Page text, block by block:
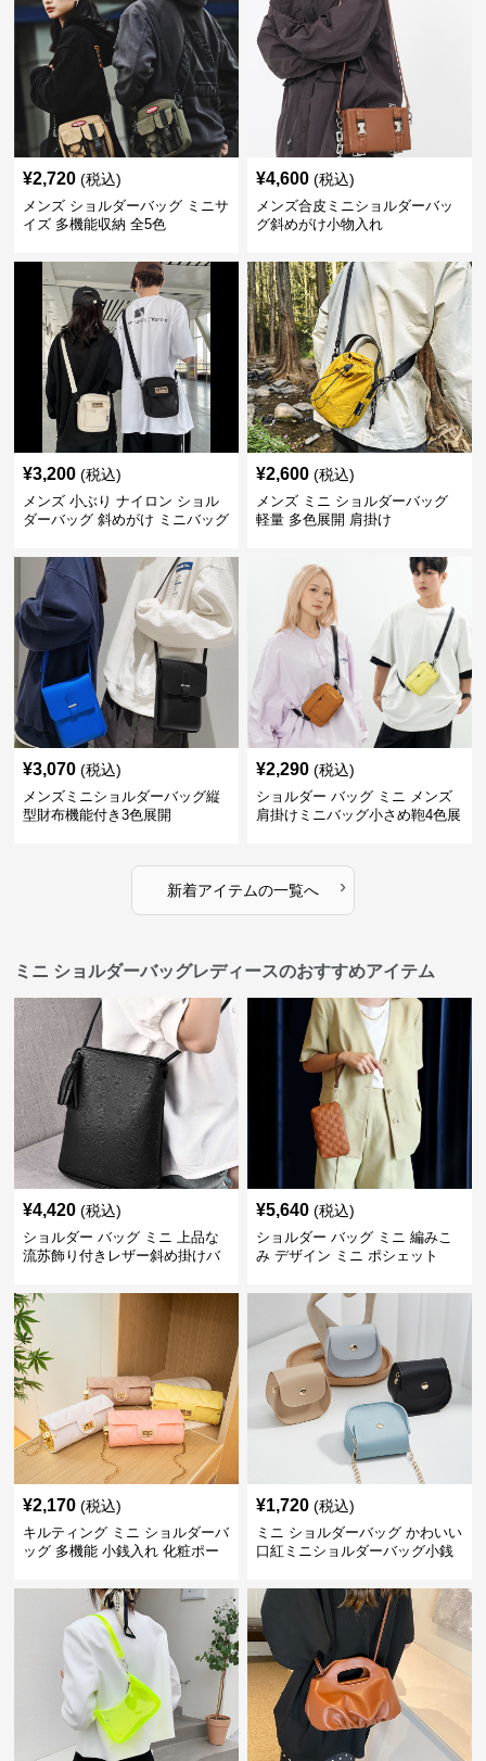
¥2,720 (税込)
メンズ ショルダーバッグ ミニサ
イズ 多機能収納 全5色
¥4,600 (税込)
メンズ合皮ミニショルダーバッ
グ斜めがけ小物入れ
¥3,200 (税込)
メンズ 小ぶり ナイロン ショル
ダーバッグ 斜めがけ ミニバッグ
¥2,600 (税込)
メンズ ミニ ショルダーバッグ
軽量 多色展開 肩掛け
¥3,070 (税込)
メンズミニショルダーバッグ縦
型財布機能付き3色展開
¥2,290 (税込)
ショルダー バッグ ミニ メンズ
肩掛けミニバッグ小さめ鞄4色展
新着アイテムの一覧へ ›
ミニ ショルダーバッグレディースのおすすめアイテム
¥4,420 (税込)
ショルダー バッグ ミニ 上品な
流苏飾り付きレザー斜め掛けバ
¥5,640 (税込)
ショルダー バッグ ミニ 編みこ
み デザイン ミニ ポシェット
¥2,170 (税込)
キルティング ミニ ショルダーバ
ッグ 多機能 小銭入れ 化粧ポー
¥1,720 (税込)
ミニ ショルダーバッグ かわいい
口紅ミニショルダーバッグ小銭